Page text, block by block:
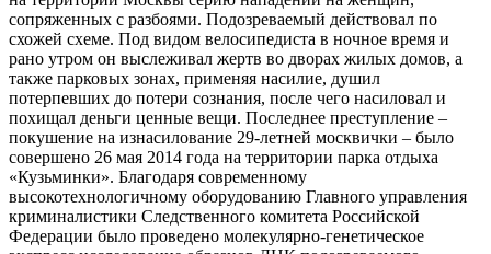
сопряженных с разбоями. Подозреваемый действовал по
схожей схеме. Под видом велосипедиста в ночное время и
рано утром он выслеживал жертв во дворах жилых домов, а
также парковых зонах, применяя насилие, душил
потерпевших до потери сознания, после чего насиловал и
похищал деньги ценные вещи. Последнее преступление –
покушение на изнасилование 29-летней москвички – было
совершено 26 мая 2014 года на территории парка отдыха
«Кузьминки». Благодаря современному
высокотехнологичному оборудованию Главного управления
криминалистики Следственного комитета Российской
Федерации было проведено молекулярно-генетическое